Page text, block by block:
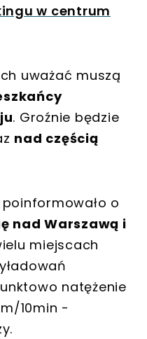
w centrum
uważać muszą
. Groźnie będzie
nad częścią
poinformowało o
nad Warszawą i
miejscach
natężenie
10min -